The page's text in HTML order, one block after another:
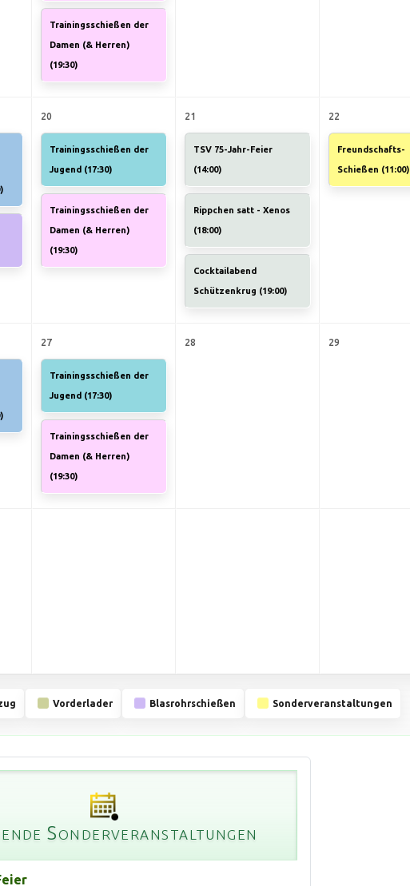
Trainingsschießen der
Damen (& Herren)
(19:30)
)
20
Trainingsschießen der
Jugend (17:30)
Trainingsschießen der
Damen (& Herren)
(19:30)
21
TSV 75-Jahr-Feier
(14:00)
Rippchen satt - Xenos
(18:00)
Cocktailabend
Schützenkrug (19:00)
22
Freundschafts-
Schießen (11:00)
)
27
Trainingsschießen der
Jugend (17:30)
Trainingsschießen der
Damen (& Herren)
(19:30)
28 29
Vorderlader Blasrohrschießen Sonderveranstaltungen
Sonderveranstaltungen